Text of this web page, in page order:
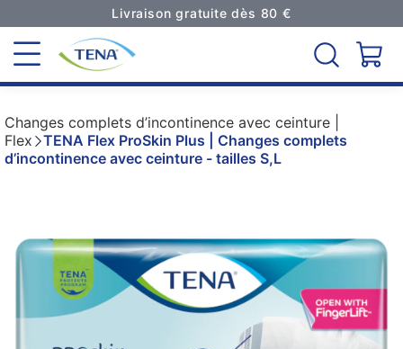
Livraison gratuite dès 80 €
Changes complets d’incontinence avec ceinture |
Flex
TENA Flex ProSkin Plus | Changes complets
d’incontinence avec ceinture - tailles S,L